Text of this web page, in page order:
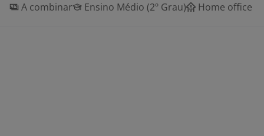
A combinar
Ensino Médio (2º Grau) Home office